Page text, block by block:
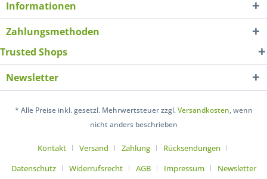
Informationen
Zahlungsmethoden
Trusted Shops
Newsletter
* Alle Preise inkl. gesetzl. Mehrwertsteuer zzgl.Versandkosten, wenn
nicht anders beschrieben
Kontakt Versand Zahlung
Rücksendungen
Datenschutz
Widerrufsrecht AGB Impressum
Newsletter